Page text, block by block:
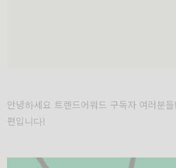
안녕하세요 트렌드어워드 구독자 여러분
편입니다!